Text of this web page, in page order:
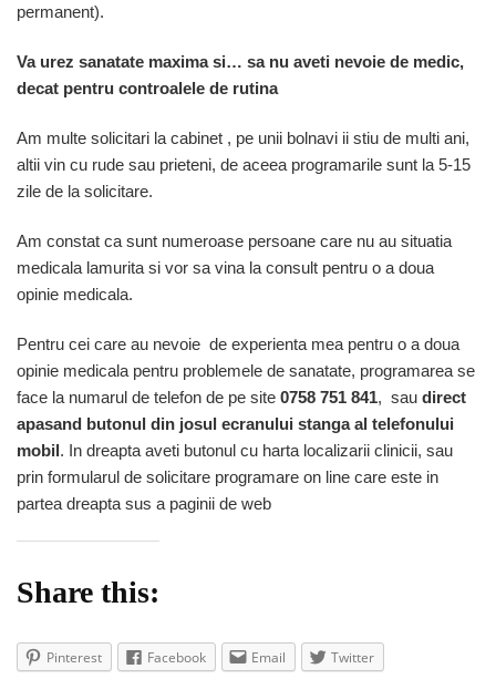
permanent).
Va urez sanatate maxima si… sa nu aveti nevoie de medic,
decat pentru controalele de rutina
Am multe solicitari la cabinet , pe unii bolnavi ii stiu de multi ani,
altii vin cu rude sau prieteni, de aceea programarile sunt la 5-15
zile de la solicitare.
Am constat ca sunt numeroase persoane care nu au situatia
medicala lamurita si vor sa vina la consult pentru o a doua
opinie medicala.
Pentru cei care au nevoie de experienta mea pentru o a doua
opinie medicala pentru problemele de sanatate, programarea se
face la numarul de telefon de pe site 0758 751 841, sau direct
apasand butonul din josul ecranului stanga al telefonului
mobil. In dreapta aveti butonul cu harta localizarii clinicii, sau
prin formularul de solicitare programare on line care este in
partea dreapta sus a paginii de web
Share this:
Pinterest Facebook Email Twitter